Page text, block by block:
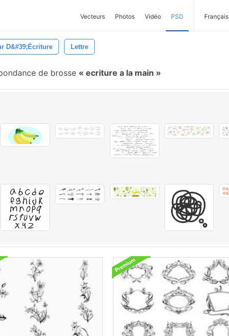
Vecteurs Photos Vidéo PSD Français
D&#39;écriture Lettre
de brosse ecriture a la main